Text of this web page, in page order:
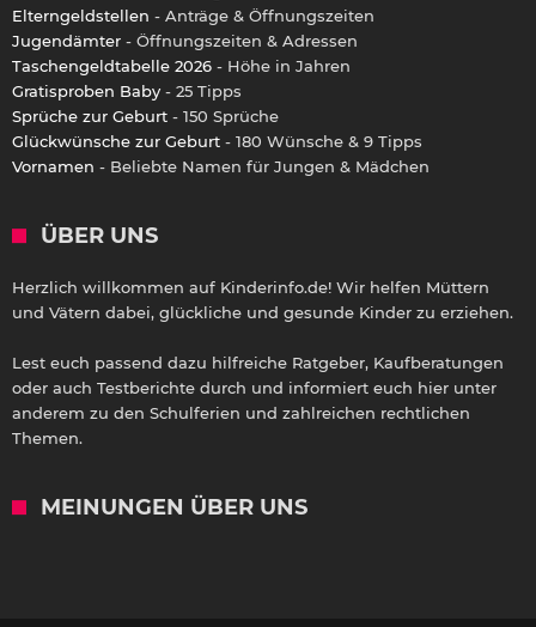
Elterngeldstellen - Anträge & Öffnungszeiten
Jugendämter - Öffnungszeiten & Adressen
Taschengeldtabelle 2026 - Höhe in Jahren
Gratisproben Baby - 25 Tipps
Sprüche zur Geburt - 150 Sprüche
Glückwünsche zur Geburt - 180 Wünsche & 9 Tipps
Vornamen - Beliebte Namen für Jungen & Mädchen
ÜBER UNS
Herzlich willkommen auf Kinderinfo.de! Wir helfen Müttern
und Vätern dabei, glückliche und gesunde Kinder zu erziehen.
Lest euch passend dazu hilfreiche Ratgeber, Kaufberatungen
oder auch Testberichte durch und informiert euch hier unter
anderem zu den Schulferien und zahlreichen rechtlichen
Themen.
MEINUNGEN ÜBER UNS